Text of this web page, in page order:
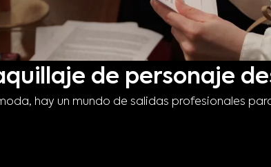
de personaje
hay un mundo de salidas profesionales